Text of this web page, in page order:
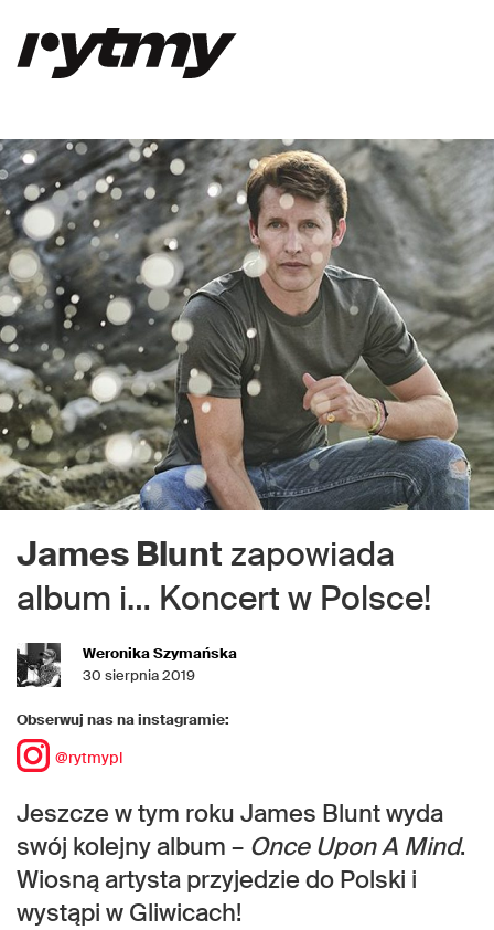
James Blunt zapowiada
album i… Koncert w Polsce!
Weronika Szymańska
30 sierpnia 2019
Obserwuj nas na instagramie:
@rytmypl
Jeszcze w tym roku James Blunt wyda
swój kolejny album – Once Upon A Mind.
Wiosną artysta przyjedzie do Polski i
wystąpi w Gliwicach!